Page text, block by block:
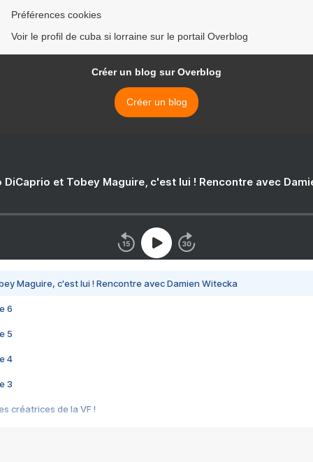
Préférences cookies
Voir le profil de cuba si lorraine sur le portail Overblog
Créer un blog sur Overblog
Créer un blog
DiCaprio et Tobey Maguire, c'est lui ! Rencontre avec
Maguire, c'est lui ! Rencontre avec Damien Witecka
6
5
4
3
créatrices de la VF !